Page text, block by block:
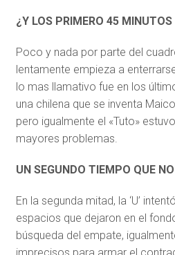
¿Y LOS PRIMERO 45
Poco y nada por parte del
lentamente empieza a
lo mas llamativo fue en los
una chilena que se inventa
pero igualmente el «Tuto»
mayores problemas.
UN SEGUNDO TIEMPO QUE
En la segunda mitad, la ‘U’
espacios que dejaron en el
búsqueda del empate,